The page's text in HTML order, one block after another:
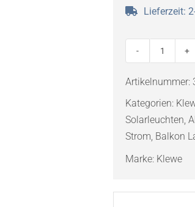
Lieferzeit:
Akku-
Menge
Artikelnummer:
Kategorien:
Solarleuchten,
Strom, Balkon
Marke: Klewe